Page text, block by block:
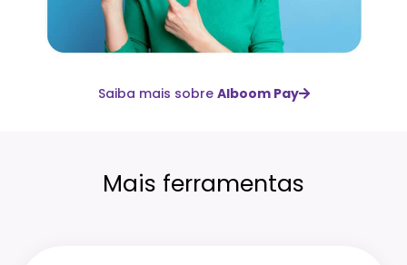
Saiba mais sobre Alboom Pay
Mais ferramentas